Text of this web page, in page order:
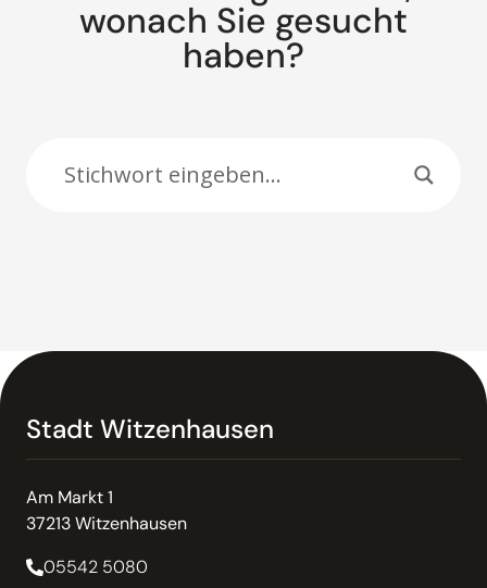
wonach Sie gesucht
haben?
Stadt Witzenhausen
Am Markt 1
37213 Witzenhausen
05542 5080